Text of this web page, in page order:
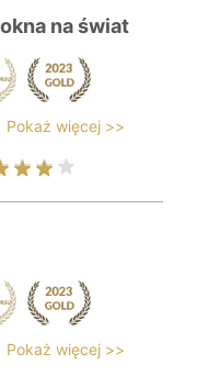
na świat
Pokaż więcej >>
Pokaż więcej >>